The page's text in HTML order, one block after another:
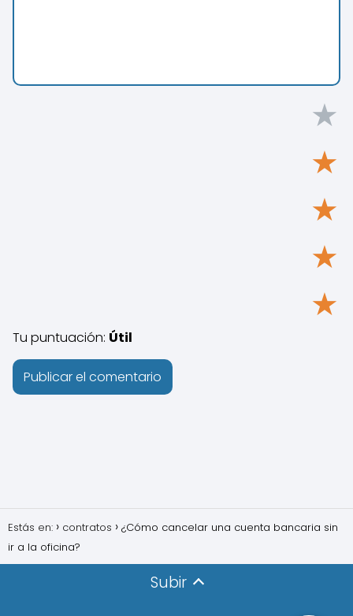
★
★
★
★
★
Tu puntuación: Útil
Estás en: contratos
¿Cómo cancelar una cuenta bancaria sin
ir a la oficina?
Subir